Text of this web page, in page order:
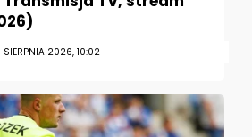
SIERPNIA 2026, 10:02